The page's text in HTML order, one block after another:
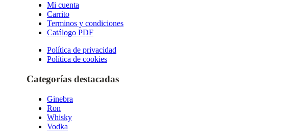
Mi cuenta
Carrito
Terminos y condiciones
Catálogo PDF
Política de privacidad
Política de cookies
Categorías destacadas
Ginebra
Ron
Whisky
Vodka